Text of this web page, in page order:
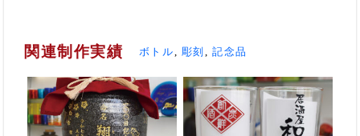
関連制作実績 ボトル, 彫刻,記念品